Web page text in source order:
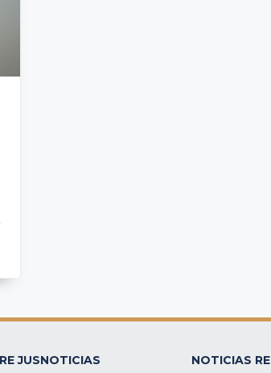
JUSNOTICIAS NOTICIAS